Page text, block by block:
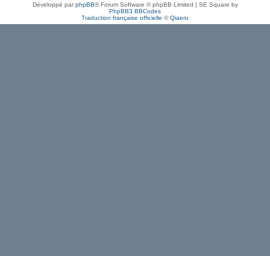
Développé parphpBB® Forum Software © phpBB Limited | SE Square by
PhpBB3 BBCodes
Traduction française officielle ©Qiaeru